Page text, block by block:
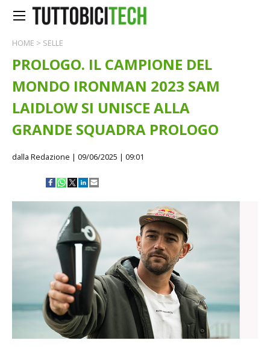
HOME > SELLE
PROLOGO. IL CAMPIONE DEL
MONDO IRONMAN 2023 SAM
LAIDLOW SI UNISCE ALLA
GRANDE SQUADRA PROLOGO
dalla Redazione | 09/06/2025 | 09:01